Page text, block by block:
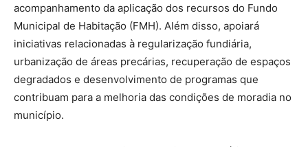
acompanhamento da aplicação dos recursos do Fundo
Municipal de Habitação (FMH). Além disso, apoiará
iniciativas relacionadas à regularização fundiária,
urbanização de áreas precárias, recuperação de espaços
degradados e desenvolvimento de programas que
contribuam para a melhoria das condições de moradia no
município.